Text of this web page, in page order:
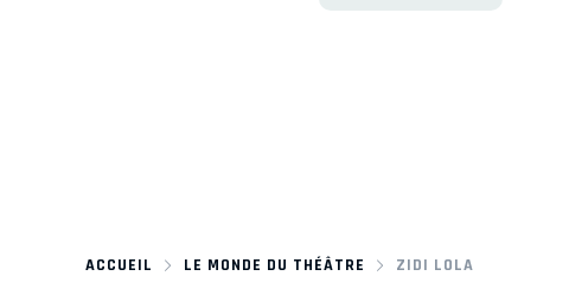
ACCUEIL LE MONDE DU THÉÂTRE ZIDI LOLA